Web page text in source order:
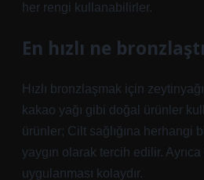
her rengi kullanabilirler.
En hızlı ne
Hızlı bronzlaşmak için
kakao yağı gibi doğal ürünler
ürünler; Cilt sağlığına herhangi
yaygın olarak tercih edilir.
uygulanması kolaydır.